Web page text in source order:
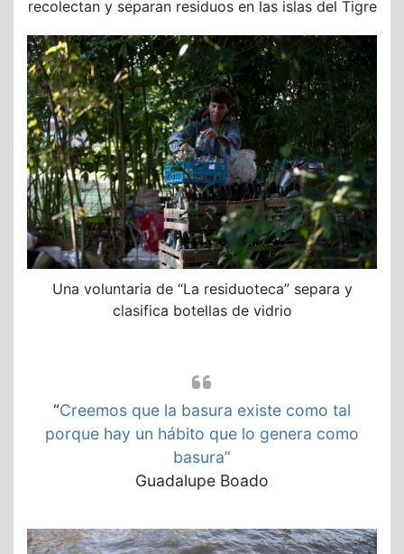
recolectan y separan residuos en las islas del Tigre
Una voluntaria de “La residuoteca” separa y
clasifica botellas de vidrio
“Creemos que la basura existe como tal
porque hay un hábito que lo genera como
basura”
Guadalupe Boado